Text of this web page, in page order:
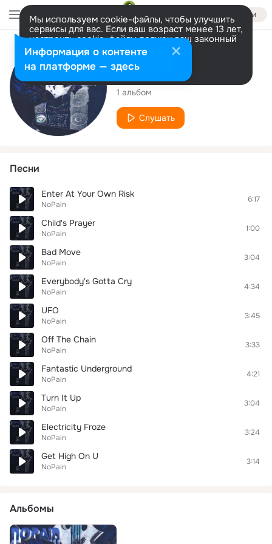
Войти
Мы используем cookie-файлы, чтобы улучшить
сервисы для вас. Если ваш возраст менее 13 лет,
настроить cookie-файлы должен ваш законный
представитель. Больше информации
Разрешить все Настроить
Исполнитель
NoPain
1 альбом
Слушать
Песни
Enter At Your Own Risk
NoPain
6:17
Child's Prayer
NoPain
1:00
Bad Move
NoPain
3:04
Everybody's Gotta Cry
NoPain
4:34
UFO
NoPain
3:45
Off The Chain
NoPain
3:33
Fantastic Underground
NoPain
4:21
Turn It Up
NoPain
3:04
Electricity Froze
NoPain
3:24
Get High On U
NoPain
3:14
Альбомы
Информация о контенте
на платформе — здесь